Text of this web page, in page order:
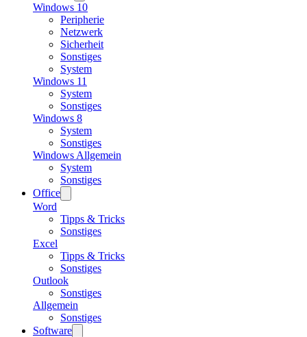
Windows 10
Peripherie
Netzwerk
Sicherheit
Sonstiges
System
Windows 11
System
Sonstiges
Windows 8
System
Sonstiges
Windows Allgemein
System
Sonstiges
Office
Word
Tipps & Tricks
Sonstiges
Excel
Tipps & Tricks
Sonstiges
Outlook
Sonstiges
Allgemein
Sonstiges
Software